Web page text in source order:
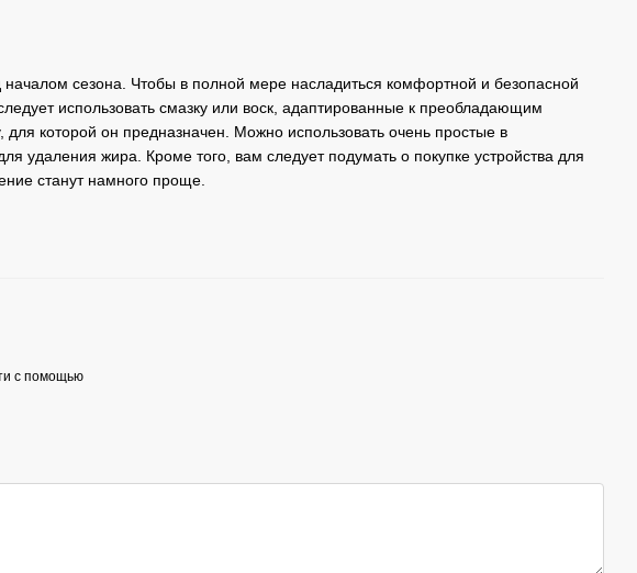
сезона. Чтобы в полной мере насладиться комфортной и безопасной
использовать смазку или воск, адаптированные к преобладающим
которой он предназначен. Можно использовать очень простые в
удаления жира. Кроме того, вам следует подумать о покупке устройства для
станут намного проще.
с помощью